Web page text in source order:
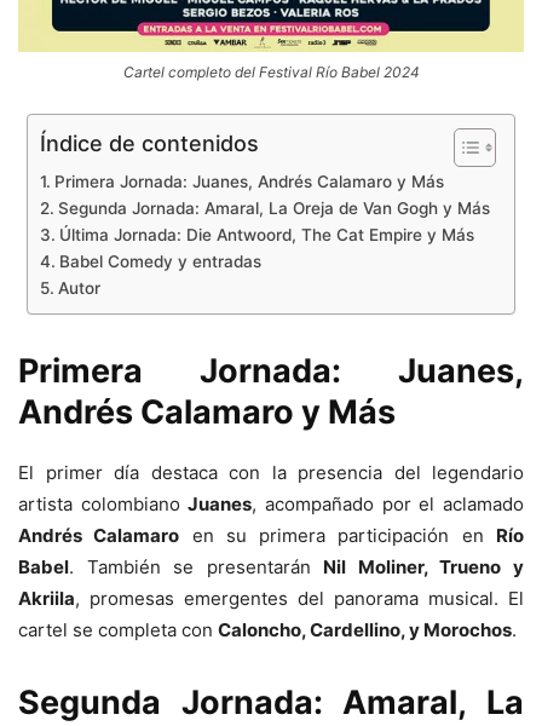
Cartel completo del Festival Río Babel 2024
Índice de contenidos
Primera Jornada: Juanes, Andrés Calamaro y Más
Segunda Jornada: Amaral, La Oreja de Van Gogh y Más
Última Jornada: Die Antwoord, The Cat Empire y Más
Babel Comedy y entradas
Autor
Primera Jornada: Juanes,
Andrés Calamaro y Más
El primer día destaca con la presencia del legendario
artista colombianoJuanes, acompañado por el aclamado
Andrés Calamaro en su primera participación en Río
Babel. También se presentarán Nil Moliner, Trueno y
Akriila, promesas emergentes del panorama musical. El
cartel se completa con Caloncho, Cardellino, y Morochos.
Segunda Jornada: Amaral, La